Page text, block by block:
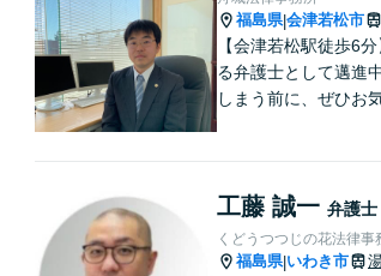
福島県|会津若松市
【会津若松駅徒歩6
る弁護士として邁進
しまう前に、ぜひお
工藤 誠一 弁護士
くどうつつじの花法律事
福島県|いわき市